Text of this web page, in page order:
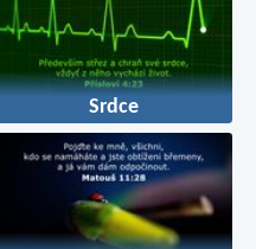
Srdce